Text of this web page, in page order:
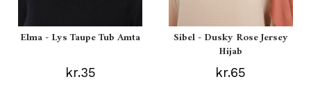
Elma - Lys Taupe Tub Amta
kr.35
Sibel - Dusky Rose Jersey
Hijab
kr.65